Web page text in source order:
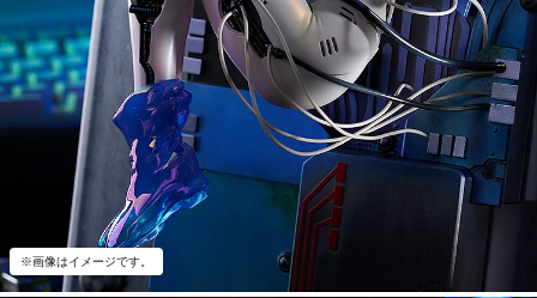
※画像はイメージです。